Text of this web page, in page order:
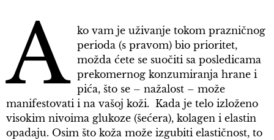
A
ko vam je uživanje tokom prazničnog
perioda (s pravom) bio prioritet,
možda ćete se suočiti sa posledicama
prekomernog konzumiranja hrane i
pića, što se – nažalost – može
manifestovati i na vašoj koži. Kada je telo izloženo
visokim nivoima glukoze (šećera), kolagen i elastin
opadaju. Osim što koža može izgubiti elastičnost, to